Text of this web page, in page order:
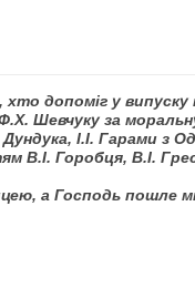
допоміг у випуску
Шевчуку за
Дундука, І.І. Гарами
В.І. Горобця, В.І.
а Господь пошле